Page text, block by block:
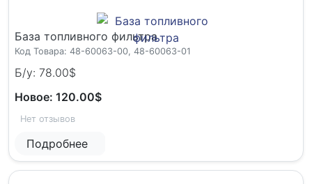
База топливного фильтра
Код Товара: 48-60063-00, 48-60063-01
Б/у: 78.00$
Новое: 120.00$
Нет отзывов
Подробнее